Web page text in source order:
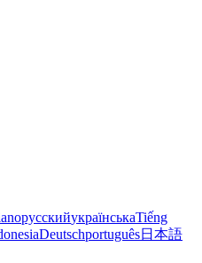
русскийукраїнськаTiếng
Deutschportuguês日本語